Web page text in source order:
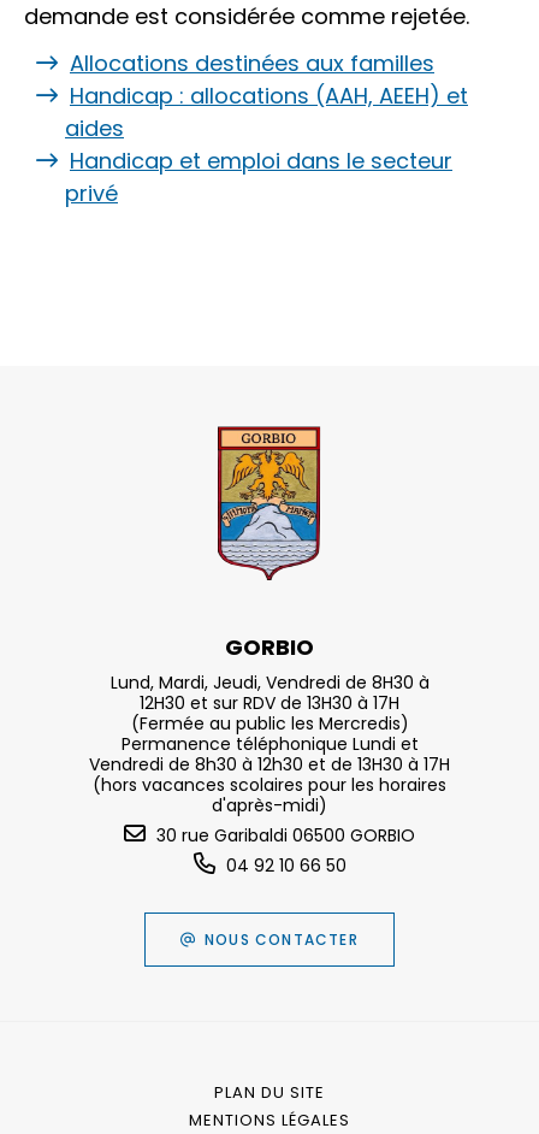
demande est considérée comme rejetée.
Allocations destinées aux familles
Handicap : allocations (AAH, AEEH) et
aides
Handicap et emploi dans le secteur
privé
GORBIO
Lund, Mardi, Jeudi, Vendredi de 8H30 à
12H30 et sur RDV de 13H30 à 17H
(Fermée au public les Mercredis)
Permanence téléphonique Lundi et
Vendredi de 8h30 à 12h30 et de 13H30 à 17H
(hors vacances scolaires pour les horaires
d'après-midi)
30 rue Garibaldi 06500 GORBIO
04 92 10 66 50
NOUS CONTACTER
PLAN DU SITE
MENTIONS LÉGALES